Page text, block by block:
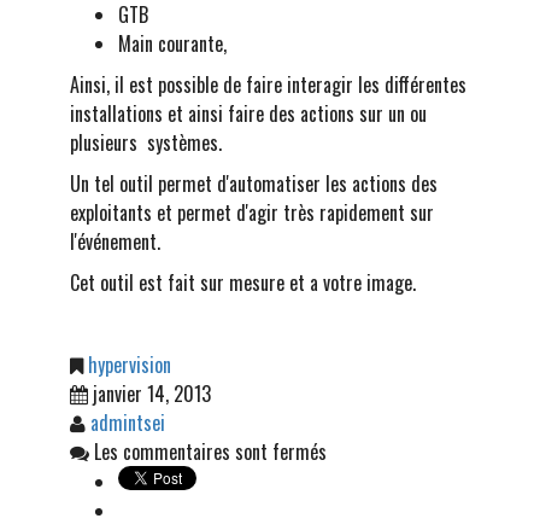
GTB
Main courante,
Ainsi, il est possible de faire interagir les différentes
installations et ainsi faire des actions sur un ou
plusieurs systèmes.
Un tel outil permet d'automatiser les actions des
exploitants et permet d'agir très rapidement sur
l'événement.
Cet outil est fait sur mesure et a votre image.
hypervision
janvier 14, 2013
admintsei
Les commentaires sont fermés